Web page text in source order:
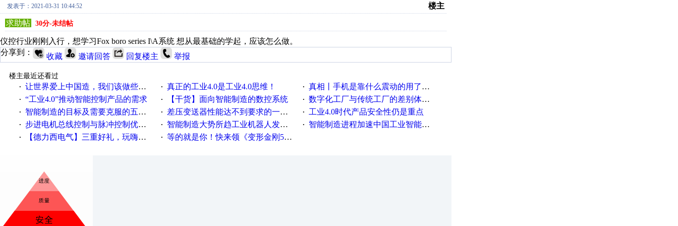
发表于：2021-03-31 10:44:52
楼主
求助帖
30分-未结帖
仪控行业刚刚入行，想学习Fox boro series I\A系统 想从最基础的学起，应该怎么做。
分享到：
收藏 邀请回答 回复楼主 举报
楼主最近还看过
· 让世界爱上中国造，我们该做些什么 · 真正的工业4.0是工业4.0思维！ · 真相丨手机是靠什么震动的用了这么多年才知道！
· “工业4.0”推动智能控制产品的需求 · 【干货】面向智能制造的数控系统 · 数字化工厂与传统工厂的差别体现在哪里？
· 智能制造的目标及需要克服的五个障碍 · 差压变送器性能达不到要求的一些因素 · 工业4.0时代产品安全性仍是重点
· 步进电机总线控制与脉冲控制优缺点 · 智能制造大势所趋工业机器人发展迅猛 · 智能制造进程加速中国工业智能化之路发展趋势明显
· 【德力西电气】三重好礼，玩嗨夏日！ · 等的就是你！快来领《变形金刚5》观影券